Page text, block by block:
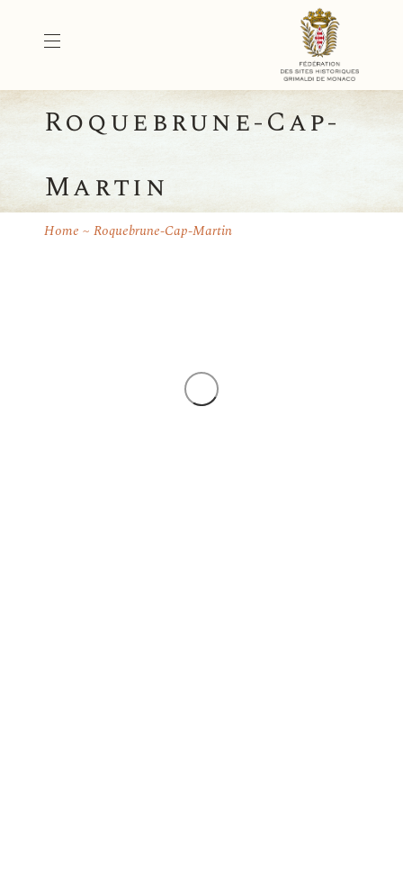
Roquebrune-Cap-
Martin
Home Roquebrune-Cap-Martin